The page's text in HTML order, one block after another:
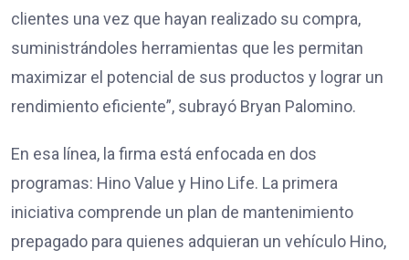
clientes una vez que hayan realizado su compra,
suministrándoles herramientas que les permitan
maximizar el potencial de sus productos y lograr un
rendimiento eficiente”, subrayó Bryan Palomino.
En esa línea, la firma está enfocada en dos
programas: Hino Value y Hino Life. La primera
iniciativa comprende un plan de mantenimiento
prepagado para quienes adquieran un vehículo Hino,